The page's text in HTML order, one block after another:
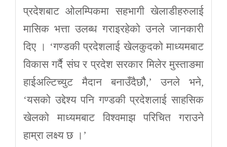
प्रदेशबाट ओलम्पिकमा सहभागी खेलाडीहरुलाई
मासिक भत्ता उलब्ध गराइरहेको उनले जानकारी
दिए । ‘गण्डकी प्रदेशलाई खेलकुदको माध्यमबाट
विकास गर्दैै संघ र प्रदेश सरकार मिलेर मुस्ताङमा
हाईअल्टिच्युट मैदान बनाउँदैछौै,’ उनले भने,
‘यसको उद्देश्य पनि गण्डकी प्रदेशलाई साहसिक
खेलको माध्यमबाट विश्वमाझ परिचित गराउने
हाम्रा लक्ष्य छ ।’